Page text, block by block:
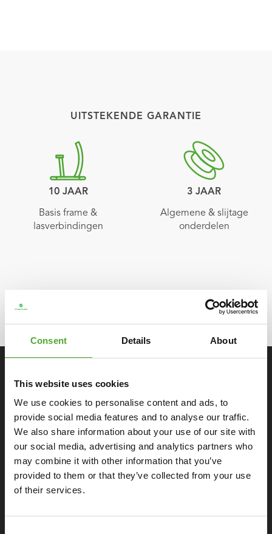
Consent Details About
This website uses cookies
We use cookies to personalise content and ads, to
provide social media features and to analyse our traffic.
We also share information about your use of our site with
our social media, advertising and analytics partners who
may combine it with other information that you’ve
provided to them or that they’ve collected from your use
of their services.
UITSTEKENDE GARANTIE
10 JAAR
Basis frame &
lasverbindingen
3 JAAR
Algemene & slijtage
onderdelen
Duitsland. In de
vind je uitgebreide info.
Bekijk hierde garantie voor professioneel gebruik.
Monitor
Algemeen
Ergonomisch